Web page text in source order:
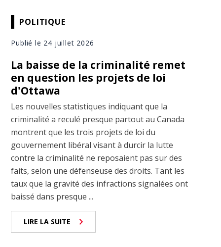
POLITIQUE
Publié le 24 juillet 2026
La baisse de la criminalité remet
en question les projets de loi
d'Ottawa
Les nouvelles statistiques indiquant que la
criminalité a reculé presque partout au Canada
montrent que les trois projets de loi du
gouvernement libéral visant à durcir la lutte
contre la criminalité ne reposaient pas sur des
faits, selon une défenseuse des droits. Tant les
taux que la gravité des infractions signalées ont
baissé dans presque ...
LIRE LA SUITE